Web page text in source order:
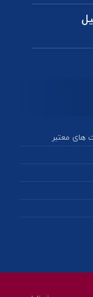
های معتبر